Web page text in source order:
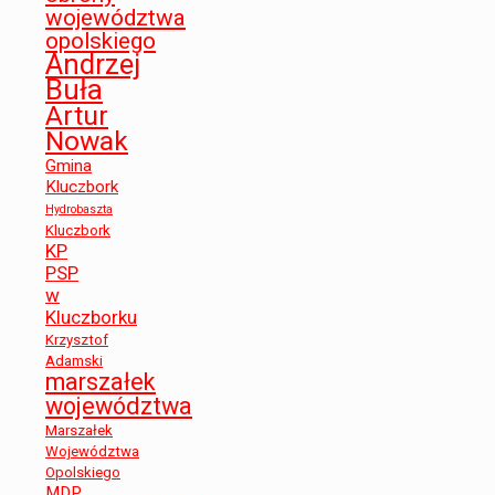
województwa
opolskiego
Andrzej
Buła
Artur
Nowak
Gmina
Kluczbork
Hydrobaszta
Kluczbork
KP
PSP
w
Kluczborku
Krzysztof
Adamski
marszałek
województwa
Marszałek
Województwa
Opolskiego